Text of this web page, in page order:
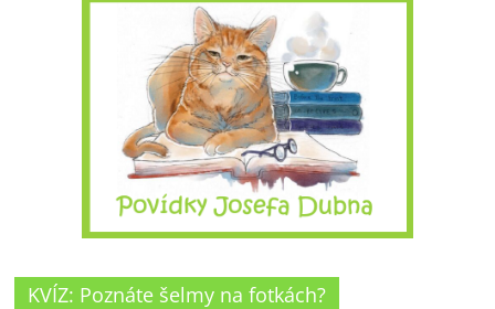
KVÍZ: Poznáte šelmy na fotkách?